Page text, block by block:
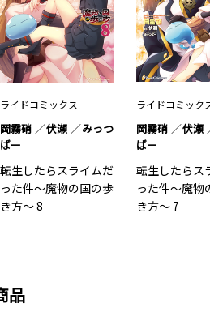
ライドコミックス
岡霧硝 伏瀬
みっつ
ばー
転生したらスライムだ
った件～魔物の国の歩
き方～ 8
ライドコミック
岡霧硝
伏瀬
ばー
転生したらス
った件～魔物
き方～ 7
品